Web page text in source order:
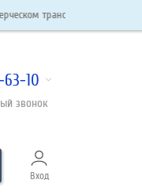
Автостекла в
63-10
звонок
Вход